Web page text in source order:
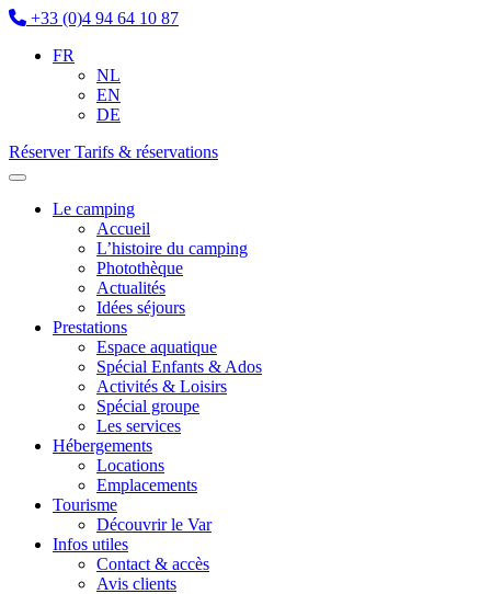
+33 (0)4 94 64 10 87
FR
NL
EN
DE
RéserverTarifs & réservations
Le camping
Accueil
L’histoire du camping
Photothèque
Actualités
Idées séjours
Prestations
Espace aquatique
Spécial Enfants & Ados
Activités & Loisirs
Spécial groupe
Les services
Hébergements
Locations
Emplacements
Tourisme
Découvrir le Var
Infos utiles
Contact & accès
Avis clients